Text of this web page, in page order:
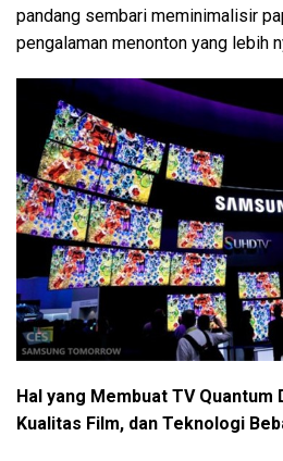
pandang sembari meminimalisir
pengalaman menonton yang lebih
Hal yang Membuat TV
Kualitas Film, dan Teknologi